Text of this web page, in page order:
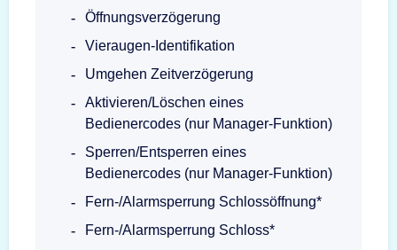
Öffnungsverzögerung
Vieraugen-Identifikation
Umgehen Zeitverzögerung
Aktivieren/Löschen eines
Bedienercodes (nur Manager-Funktion)
Sperren/Entsperren eines
Bedienercodes (nur Manager-Funktion)
Fern-/Alarmsperrung Schlossöffnung*
Fern-/Alarmsperrung Schloss*